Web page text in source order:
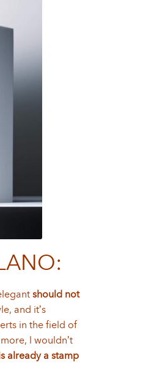
should not
and it’s
in the field of
I wouldn’t
already a stamp